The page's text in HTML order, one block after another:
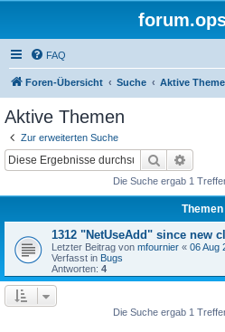
FAQ
Foren-Übersicht Suche Aktive
Aktive Themen
Zur erweiterten Suche
Suche
Die Suche ergab 1
Themen
1312 "NetUseAdd" since new
Letzter Beitrag von mfournier « 06 Aug
Verfasst in Bugs
Antworten: 4
Die Suche ergab 1